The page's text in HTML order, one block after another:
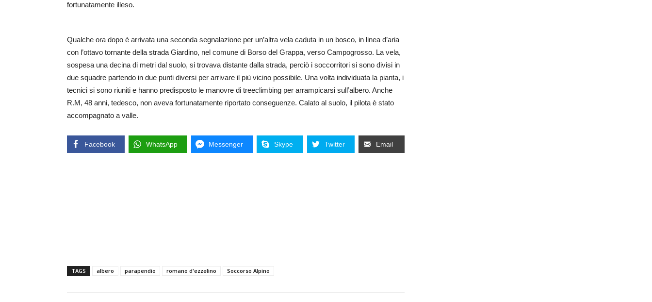
fortunatamente illeso.
Qualche ora dopo è arrivata una seconda segnalazione per un’altra vela caduta in un bosco, in linea d’aria
con l’ottavo tornante della strada Giardino, nel comune di Borso del Grappa, verso Campogrosso. La vela,
sospesa una decina di metri dal suolo, si trovava distante dalla strada, perciò i soccorritori si sono divisi in
due squadre partendo in due punti diversi per arrivare il più vicino possibile. Una volta individuata la pianta, i
tecnici si sono riuniti e hanno predisposto le manovre di treeclimbing per arrampicarsi sull’albero. Anche
R.M, 48 anni, tedesco, non aveva fortunatamente riportato conseguenze. Calato al suolo, il pilota è stato
accompagnato a valle.
Facebook WhatsApp Messenger Skype Twitter Email
TAGS albero parapendio romano d'ezzelino Soccorso Alpino